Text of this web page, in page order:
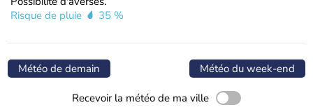
Risque de pluie
35 %
Météo de demain Météo du week-end
Recevoir la météo de ma ville